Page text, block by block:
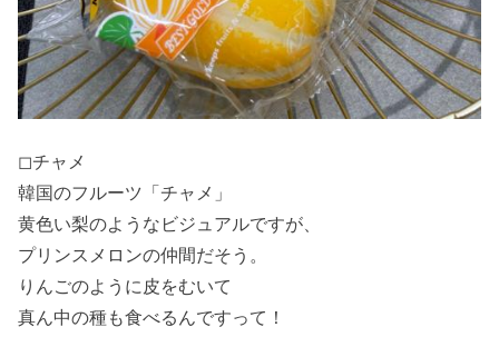
◻︎チャメ
韓国のフルーツ「チャメ」
黄色い梨のようなビジュアルですが、
プリンスメロンの仲間だそう。
りんごのように皮をむいて
真ん中の種も食べるんですって！